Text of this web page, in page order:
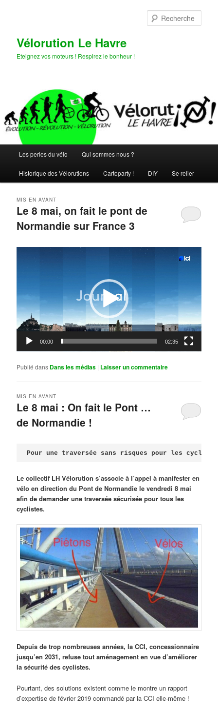
Vélorution Le Havre
Eteignez vos moteurs ! Respirez le bonheur !
principal
Les perles du vélo Qui sommes nous ?
Historique des Vélorutions Cartoparty ! DIY Se relier
Le 8 mai, on fait le pont de
Normandie sur France 3
MIS EN AVANT
00:00 02:35
Publié dans Dans les médias | Laisser un commentaire
Le 8 mai : On fait le Pont …
de Normandie !
MIS EN AVANT
Pour une traversée sans risques pour les
Le collectif LH Vélorution s’associe à l’appel à manifester en
vélo en direction du Pont de Normandie le vendredi 8 mai
afin de demander une traversée sécurisée pour tous les
cyclistes.
Depuis de trop nombreuses années, la CCI, concessionnaire
jusqu’en 2031, refuse tout aménagement en vue d’améliorer
la sécurité des cyclistes.
Pourtant, des solutions existent comme le montre un rapport
d’expertise de février 2019 commandé par la CCI elle-même !